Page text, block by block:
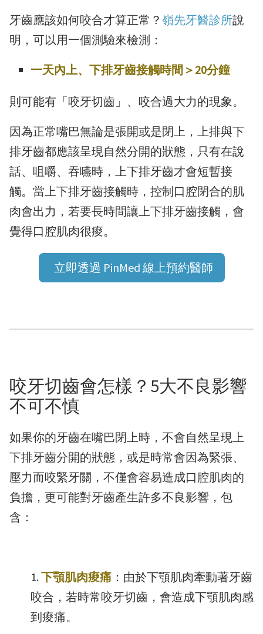
牙齒應該如何咬合才算正常？ 嶺先牙醫診所說
明，可以用一個測驗來檢測：
一天內上、下排牙齒接觸時間＞20分鐘
則可能有「咬牙切齒」、咬合過大力的現象。
因為正常嘴巴無論是張開或是閉上，上排與下
排牙齒都應該呈現自然分開的狀態，只有在說
話、咀嚼、吞嚥時，上下排牙齒才會短暫接
觸。當上下排牙齒接觸時，控制口腔閉合的肌
肉會出力，若要長時間讓上下排牙齒接觸，會
覺得口腔肌肉很痠。
立即透過 PinMed 線上預約醫師
咬牙切齒會怎樣？5大不良影響
不可不慎
如果你的牙齒在嘴巴閉上時，不會自然呈現上
下排牙齒分開的狀態，或是時常會因為緊張、
壓力而咬緊牙關，不僅會容易造成口腔肌肉的
負擔，更可能對牙齒產生許多不良影響，包
含：
下顎肌肉痠痛 ：由於下顎肌肉牽動著牙齒
咬合，若時常咬牙切齒，會造成下顎肌肉感
到痠痛。